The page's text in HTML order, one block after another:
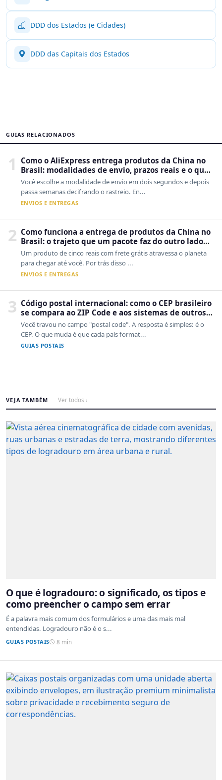
DDD dos Estados (e Cidades)
DDD das Capitais dos Estados
GUIAS RELACIONADOS
1
Como o AliExpress entrega produtos da China no
Brasil: modalidades de envio, prazos reais e o que
a Cainiao tem a ver com isso
Você escolhe a modalidade de envio em dois segundos e depois
passa semanas decifrando o rastreio. En...
ENVIOS E ENTREGAS
2 Como funciona a entrega de produtos da China no
Brasil: o trajeto que um pacote faz do outro lado
do mundo até a sua casa
Um produto de cinco reais com frete grátis atravessa o planeta
para chegar até você. Por trás disso ...
ENVIOS E ENTREGAS
3 Código postal internacional: como o CEP brasileiro
se compara ao ZIP Code e aos sistemas de outros
países
Você travou no campo "postal code". A resposta é simples: é o
CEP. O que muda é que cada país format...
GUIAS POSTAIS
VEJA TAMBÉM Ver todos ›
O que é logradouro: o significado, os tipos e
como preencher o campo sem errar
É a palavra mais comum dos formulários e uma das mais mal
entendidas. Logradouro não é o s...
GUIAS POSTAIS 8 min